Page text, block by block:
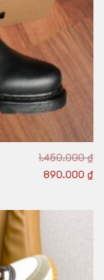
1.450.000₫
890.000 ₫